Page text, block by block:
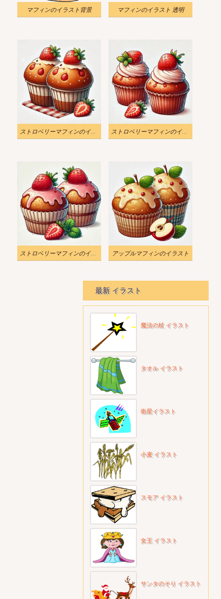
マフィンのイラスト背景 マフィンのイラスト 透明
ストロベリーマフィンのイラスト ストロベリーマフィンのイラスト画像
ストロベリーマフィンのイラスト無料 アップルマフィンのイラスト
最新 イラスト
魔法の杖 イラスト
タオル イラスト
衛星イラスト
小麦 イラスト
スモア イラスト
女王 イラスト
サンタのそり イラスト